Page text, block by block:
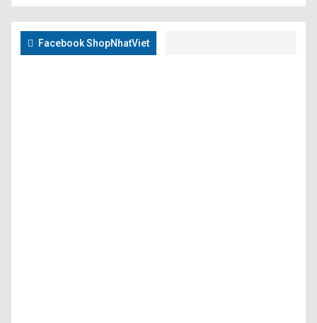
Facebook ShopNhatViet